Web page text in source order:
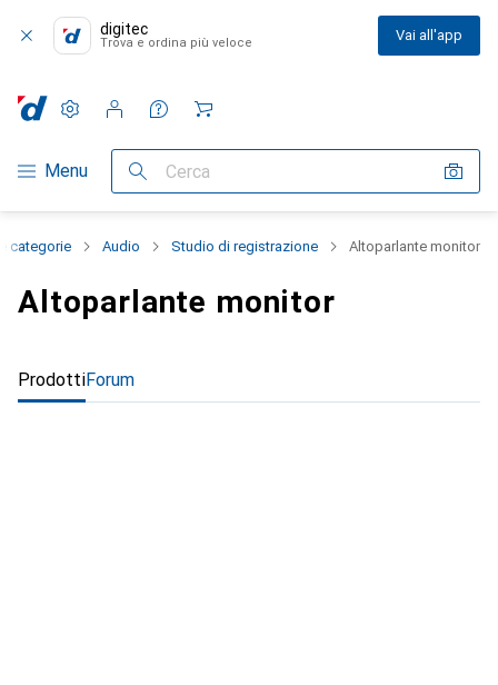
digitec
Trova e ordina più veloce Vai all'app
Categoria Navigazione
Menu Cerca
Impostazioni
Conto cliente
Liste di confronto
Liste dei desideri
Carrello
categorie Audio Studio di registrazione Altoparlante monitor
Altoparlante monitor
ProdottiForum